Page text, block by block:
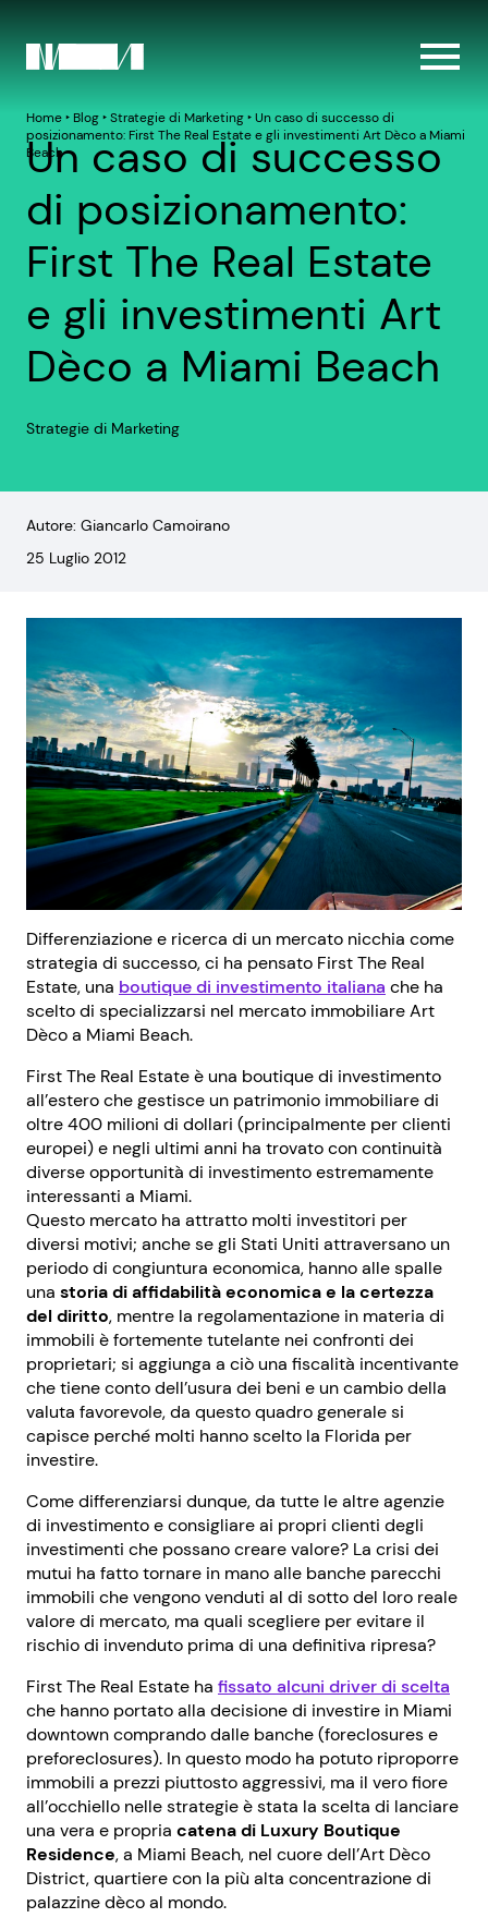
Home‣ Blog‣Strategie di Marketing‣Un caso di successo di
posizionamento: First The Real Estate e gli investimenti Art Dèco a Miami
Beach
Un caso di successo
di posizionamento:
First The Real Estate
e gli investimenti Art
Dèco a Miami Beach
Strategie di Marketing
Autore: Giancarlo Camoirano
25 Luglio 2012
Differenziazione e ricerca di un mercato nicchia come
strategia di successo, ci ha pensato First The Real
Estate, una boutique di investimento italiana che ha
scelto di specializzarsi nel mercato immobiliare Art
Dèco a Miami Beach.
First The Real Estate è una boutique di investimento
all’estero che gestisce un patrimonio immobiliare di
oltre 400 milioni di dollari (principalmente per clienti
europei) e negli ultimi anni ha trovato con continuità
diverse opportunità di investimento estremamente
interessanti a Miami.
Questo mercato ha attratto molti investitori per
diversi motivi; anche se gli Stati Uniti attraversano un
periodo di congiuntura economica, hanno alle spalle
una storia di affidabilità economica e la certezza
del diritto, mentre la regolamentazione in materia di
immobili è fortemente tutelante nei confronti dei
proprietari; si aggiunga a ciò una fiscalità incentivante
che tiene conto dell’usura dei beni e un cambio della
valuta favorevole, da questo quadro generale si
capisce perché molti hanno scelto la Florida per
investire.
Come differenziarsi dunque, da tutte le altre agenzie
di investimento e consigliare ai propri clienti degli
investimenti che possano creare valore? La crisi dei
mutui ha fatto tornare in mano alle banche parecchi
immobili che vengono venduti al di sotto del loro reale
valore di mercato, ma quali scegliere per evitare il
rischio di invenduto prima di una definitiva ripresa?
First The Real Estate ha fissato alcuni driver di scelta
che hanno portato alla decisione di investire in Miami
downtown comprando dalle banche (foreclosures e
preforeclosures). In questo modo ha potuto riproporre
immobili a prezzi piuttosto aggressivi, ma il vero fiore
all’occhiello nelle strategie è stata la scelta di lanciare
una vera e propria catena di Luxury Boutique
Residence, a Miami Beach, nel cuore dell’Art Dèco
District, quartiere con la più alta concentrazione di
palazzine dèco al mondo.